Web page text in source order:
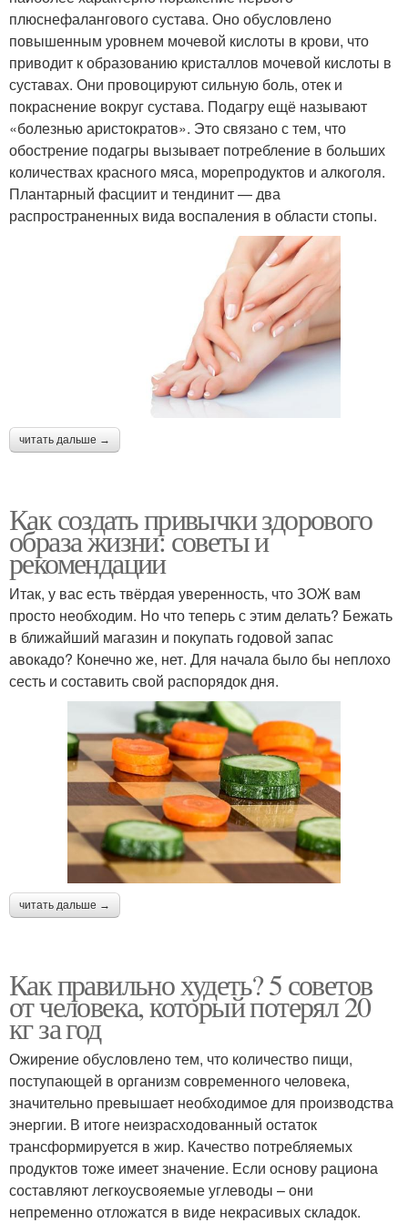
плюснефалангового сустава. Оно обусловлено
повышенным уровнем мочевой кислоты в крови, что
приводит к образованию кристаллов мочевой кислоты в
суставах. Они провоцируют сильную боль, отек и
покраснение вокруг сустава. Подагру ещё называют
«болезнью аристократов». Это связано с тем, что
обострение подагры вызывает потребление в больших
количествах красного мяса, морепродуктов и алкоголя.
Плантарный фасциит и тендинит — два
распространенных вида воспаления в области стопы.
читать дальше →
Как создать привычки здорового
образа жизни: советы и
рекомендации
Итак, у вас есть твёрдая уверенность, что ЗОЖ вам
просто необходим. Но что теперь с этим делать? Бежать
в ближайший магазин и покупать годовой запас
авокадо? Конечно же, нет. Для начала было бы неплохо
сесть и составить свой распорядок дня.
читать дальше →
Как правильно худеть? 5 советов
от человека, который потерял 20
кг за год
Ожирение обусловлено тем, что количество пищи,
поступающей в организм современного человека,
значительно превышает необходимое для производства
энергии. В итоге неизрасходованный остаток
трансформируется в жир. Качество потребляемых
продуктов тоже имеет значение. Если основу рациона
составляют легкоусвояемые углеводы – они
непременно отложатся в виде некрасивых складок.